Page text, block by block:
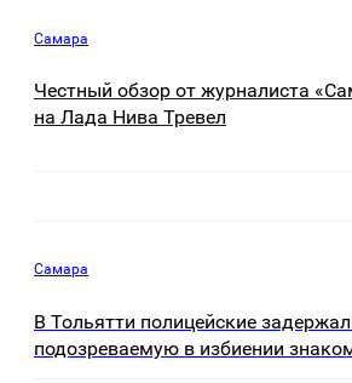
Самара
Честный обзор от журналиста
на Лада Нива Тревел
Самара
В Тольятти полицейские
подозреваемую в избиении